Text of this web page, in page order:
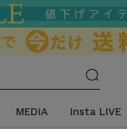
MEDIA Insta LIVE